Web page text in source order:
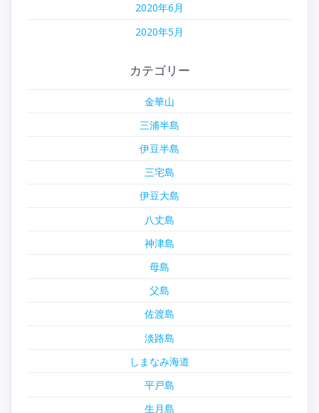
2020年6月
2020年5月
カテゴリー
金華山
三浦半島
伊豆半島
三宅島
伊豆大島
八丈島
神津島
母島
父島
佐渡島
淡路島
しまなみ海道
平戸島
生月島